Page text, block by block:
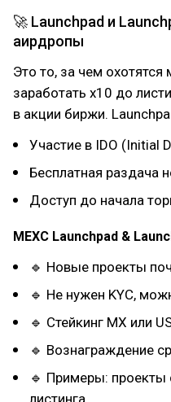
🚀 Launchpad и
аирдропы
Это то, за чем охотятся
заработать x10 до
в акции биржи.
Участие в IDO (Initial
Бесплатная раздача
Доступ до начала
MEXC Launchpad &
🔹 Новые проекты
🔹 Не нужен KYC,
🔹 Стейкинг MX или
🔹 Вознаграждение
🔹 Примеры:
листинга